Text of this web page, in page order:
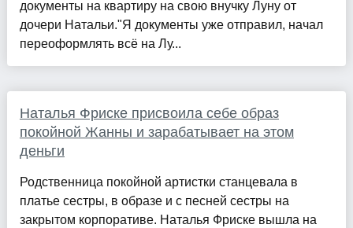
документы на квартиру на свою внучку Луну от
дочери Натальи."Я документы уже отправил, начал
переоформлять всё на Лу...
Наталья Фриске присвоила себе образ
покойной Жанны и зарабатывает на этом
деньги
Родственница покойной артистки станцевала в
платье сестры, в образе и с песней сестры на
закрытом корпоративе. Наталья Фриске вышла на